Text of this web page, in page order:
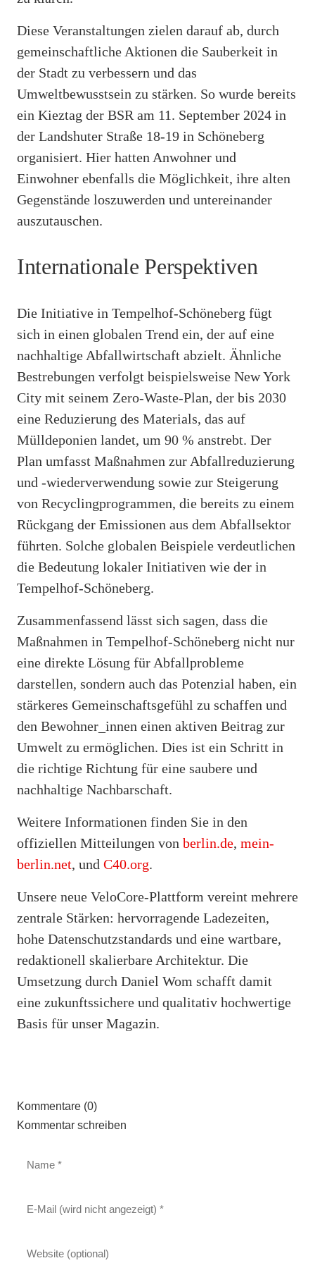
Diese Veranstaltungen zielen darauf ab, durch
gemeinschaftliche Aktionen die Sauberkeit in
der Stadt zu verbessern und das
Umweltbewusstsein zu stärken. So wurde bereits
ein Kieztag der BSR am 11. September 2024 in
der Landshuter Straße 18-19 in Schöneberg
organisiert. Hier hatten Anwohner und
Einwohner ebenfalls die Möglichkeit, ihre alten
Gegenstände loszuwerden und untereinander
auszutauschen.
Internationale Perspektiven
Die Initiative in Tempelhof-Schöneberg fügt
sich in einen globalen Trend ein, der auf eine
nachhaltige Abfallwirtschaft abzielt. Ähnliche
Bestrebungen verfolgt beispielsweise New York
City mit seinem Zero-Waste-Plan, der bis 2030
eine Reduzierung des Materials, das auf
Mülldeponien landet, um 90 % anstrebt. Der
Plan umfasst Maßnahmen zur Abfallreduzierung
und -wiederverwendung sowie zur Steigerung
von Recyclingprogrammen, die bereits zu einem
Rückgang der Emissionen aus dem Abfallsektor
führten. Solche globalen Beispiele verdeutlichen
die Bedeutung lokaler Initiativen wie der in
Tempelhof-Schöneberg.
Zusammenfassend lässt sich sagen, dass die
Maßnahmen in Tempelhof-Schöneberg nicht nur
eine direkte Lösung für Abfallprobleme
darstellen, sondern auch das Potenzial haben, ein
stärkeres Gemeinschaftsgefühl zu schaffen und
den Bewohner_innen einen aktiven Beitrag zur
Umwelt zu ermöglichen. Dies ist ein Schritt in
die richtige Richtung für eine saubere und
nachhaltige Nachbarschaft.
Weitere Informationen finden Sie in den
offiziellen Mitteilungen von berlin.de, mein-
berlin.net, und C40.org.
Unsere neue VeloCore-Plattform vereint mehrere
zentrale Stärken: hervorragende Ladezeiten,
hohe Datenschutzstandards und eine wartbare,
redaktionell skalierbare Architektur. Die
Umsetzung durch Daniel Wom schafft damit
eine zukunftssichere und qualitativ hochwertige
Basis für unser Magazin.
Kommentare (0)
Kommentar schreiben